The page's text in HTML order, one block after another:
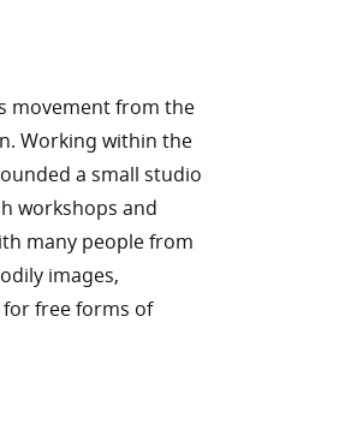
movement from the
Working within the
a small studio
workshops and
many people from
images,
free forms of